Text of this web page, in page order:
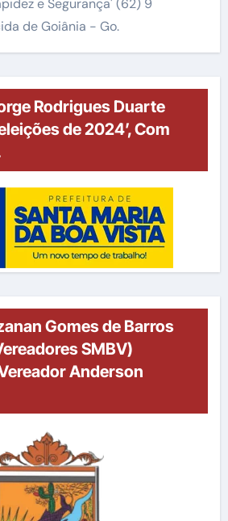
e Segurança' (62) 9
de Goiânia - Go.
Rodrigues Duarte
de 2024’, Com
Gomes de Barros
SMBV)
Anderson